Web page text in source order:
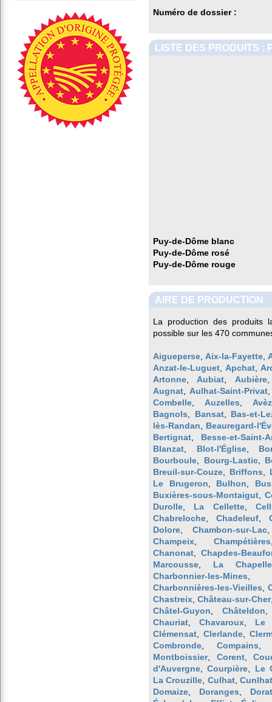
Numéro de dossier :
LISTE DES PRODUITS :
Puy-de-Dôme blanc
Puy-de-Dôme rosé
Puy-de-Dôme rouge
AIRE DE PRODUCTION
La production des produits
possible sur les 470
Aigueperse Aix-la-Fayette
Anzat-le-Luguet
Apchat
Artonne
Aubiat Aubière
Augnat
Aulhat-Saint-Privat
Combelle
Auzelles
Bagnols
Bansat, Bas-et-
lès-Randan
Beauregard-
Bertignat
Besse-et-Saint-
Blanzat
Blot-l'Église,
Bourboule
Bourg-Lastic,
Breuil-sur-Couze
Briffons
Le Brugeron
Bulhon
Buxières-sous-Montaigut
Durolle
La Cellette,
Chabreloche
Chadeleuf,
Dolore
Chambon-sur-Lac
Champeix ,Champétières
Chanonat
Chapdes-
Marcousse
La
Charbonnier-les-Mines
Charbonnières-les-Vieilles
Chastreix ,Château-sur-Cher
Châtel-Guyon
Châteldon
Chauriat
Chavaroux
Le
Clémensat
Clerlande,
Combronde
Compains
Montboissier, Corent,
d'Auvergne ,Courpière
Le
La Crouzille Culhat,
Domaize
Doranges
Dorat